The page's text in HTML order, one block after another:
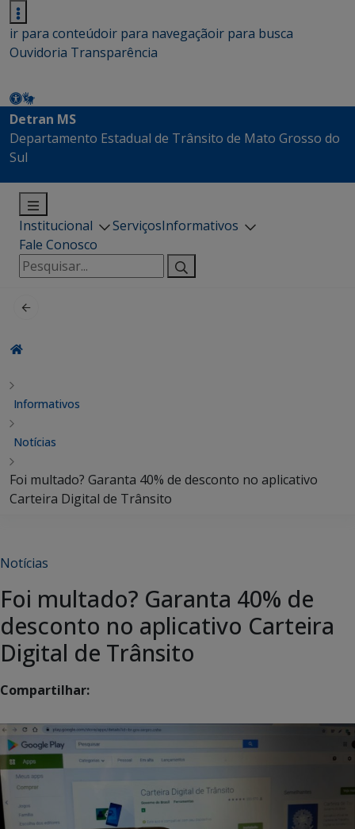
ir para conteúdoir para navegaçãoir para busca
Ouvidoria Transparência
Detran MS
Departamento Estadual de Trânsito de Mato Grosso do
Sul
Institucional ServiçosInformativos
Fale Conosco
Pesquisar
por:
Informativos
Notícias
Foi multado? Garanta 40% de desconto no aplicativo
Carteira Digital de Trânsito
Notícias
Foi multado? Garanta 40% de
desconto no aplicativo Carteira
Digital de Trânsito
Compartilhar: